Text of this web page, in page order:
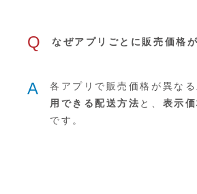
Q なぜアプリごとに販売価格
A 各アプリで販売価格が異なる
用できる配送方法 と、 表示
です。